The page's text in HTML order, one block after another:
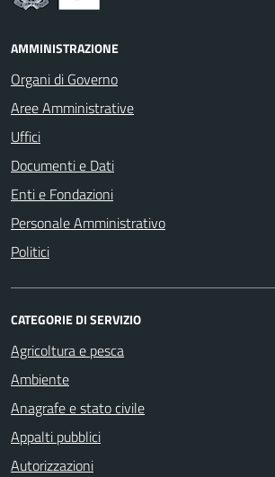
AMMINISTRAZIONE
Organi di Governo
Aree Amministrative
Uffici
Documenti e Dati
Enti e Fondazioni
Personale Amministrativo
Politici
CATEGORIE DI SERVIZIO
Agricoltura e pesca
Ambiente
Anagrafe e stato civile
Appalti pubblici
Autorizzazioni